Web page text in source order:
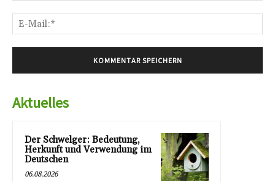
Aktuelles
Der Schwelger: Bedeutung,
Herkunft und Verwendung im
Deutschen
06.08.2026